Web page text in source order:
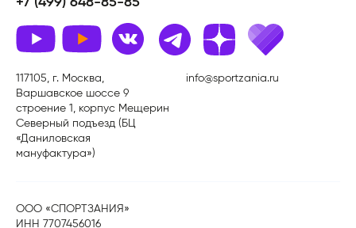
117105, г. Москва,
Варшавское шоссе 9
строение 1, корпус Мещерин
Северный подъезд (БЦ
«Даниловская
мануфактура»)
info@sportzania.ru
ООО «СПОРТЗАНИЯ»
ИНН 7707456016